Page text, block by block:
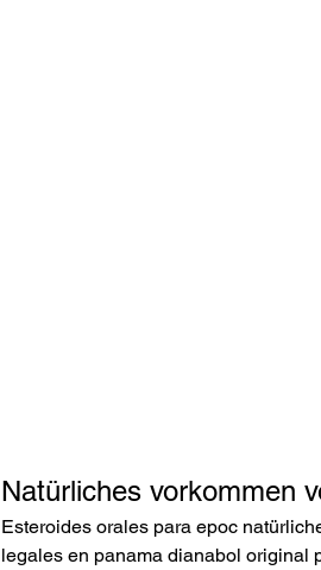
Natürliches vorkommen
Esteroides orales para epoc
legales en panama dianabol original